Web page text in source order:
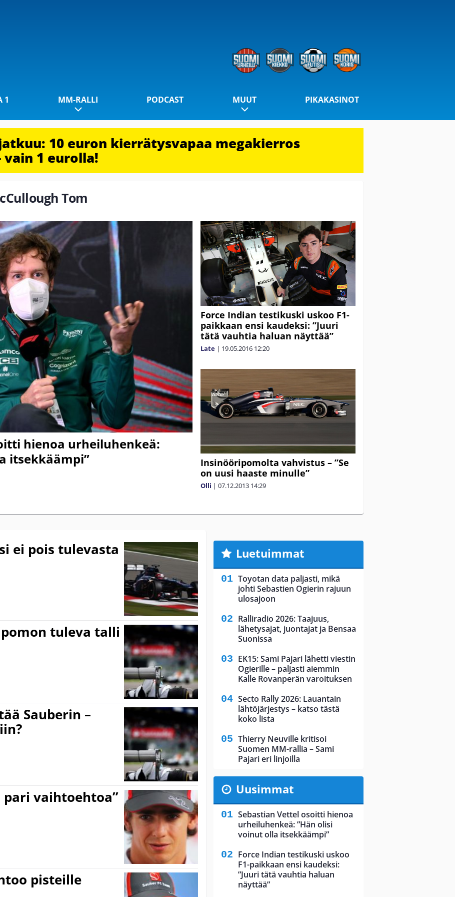
1 MM-RALLI PODCAST MUUT PIKAKASINOT
10 euron kierrätysvapaa megakierros
vain 1 eurolla!
Tom
hienoa urheiluhenkeä:
itsekkäämpi”
Force Indian testikuski uskoo F1-
paikkaan ensi kaudeksi: ”Juuri
tätä vauhtia haluan näyttää”
Late | 19.05.2016 12:20
Insinööripomolta vahvistus – ”Se
on uusi haaste minulle”
Olli | 07.12.2013 14:29
ei pois tulevasta
tuleva talli
Sauberin –
pari vaihtoehtoa”
pisteille
Luetuimmat
Toyotan data paljasti, mikä
johti Sebastien Ogierin rajuun
ulosajoon
Ralliradio 2026: Taajuus,
lähetysajat, juontajat ja Bensaa
Suonissa
EK15: Sami Pajari lähetti viestin
Ogierille – paljasti aiemmin
Kalle Rovanperän varoituksen
Secto Rally 2026: Lauantain
lähtöjärjestys – katso tästä
koko lista
Thierry Neuville kritisoi
Suomen MM-rallia – Sami
Pajari eri linjoilla
Uusimmat
Sebastian Vettel osoitti hienoa
urheiluhenkeä: ”Hän olisi
voinut olla itsekkäämpi”
Force Indian testikuski uskoo
F1-paikkaan ensi kaudeksi:
”Juuri tätä vauhtia haluan
näyttää”